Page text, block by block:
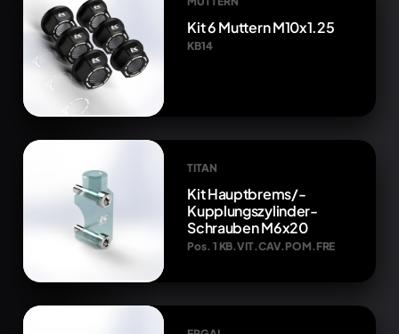
Kit 6 Muttern M10x1.25
KB14
TITAN
Kit Hauptbrems/-
Kupplungszylinder-
Schrauben M6x20
Pos. 1 KB.VIT.CAV.POM.FRE